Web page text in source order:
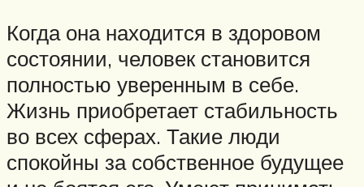
Когда она находится в здоровом
состоянии, человек становится
полностью уверенным в себе.
Жизнь приобретает стабильность
во всех сферах. Такие люди
спокойны за собственное будущее